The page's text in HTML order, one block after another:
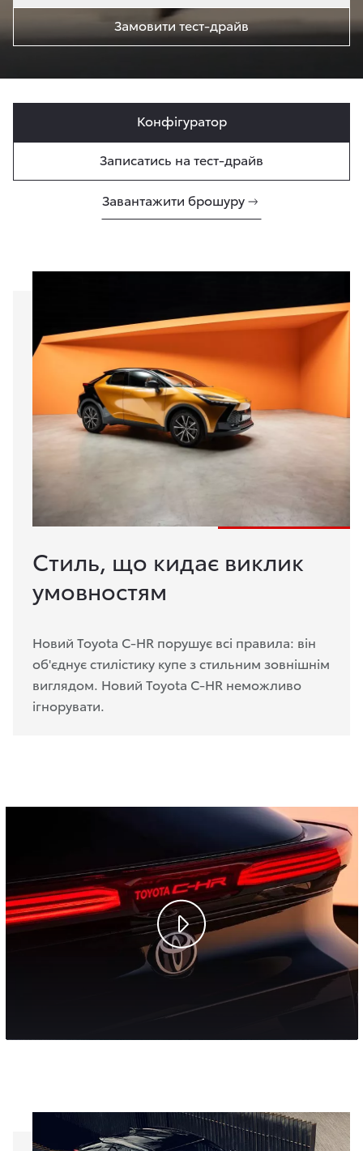
Замовити тест-драйв
Конфігуратор
Записатись на тест-драйв
Завантажити брошуру
Стиль, що кидає виклик
умовностям
Новий Toyota C-HR порушує всі правила: він
об'єднує стилістику купе з стильним зовнішнім
виглядом. Новий Toyota C-HR неможливо
ігнорувати.